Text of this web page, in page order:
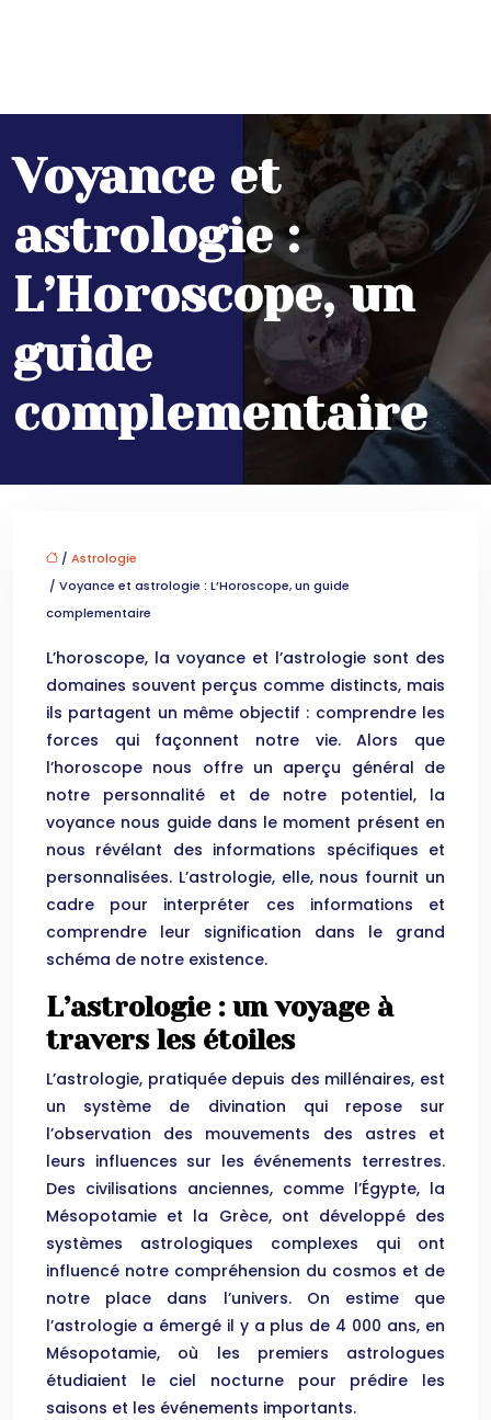
Voyance et
astrologie :
L’Horoscope, un
guide
complementaire
/ Astrologie
/ Voyance et astrologie : L’Horoscope, un guide
complementaire
L’horoscope, la voyance et l’astrologie sont des
domaines souvent perçus comme distincts, mais
ils partagent un même objectif : comprendre les
forces qui façonnent notre vie. Alors que
l’horoscope nous offre un aperçu général de
notre personnalité et de notre potentiel, la
voyance nous guide dans le moment présent en
nous révélant des informations spécifiques et
personnalisées. L’astrologie, elle, nous fournit un
cadre pour interpréter ces informations et
comprendre leur signification dans le grand
schéma de notre existence.
L’astrologie : un voyage à
travers les étoiles
L’astrologie, pratiquée depuis des millénaires, est
un système de divination qui repose sur
l’observation des mouvements des astres et
leurs influences sur les événements terrestres.
Des civilisations anciennes, comme l’Égypte, la
Mésopotamie et la Grèce, ont développé des
systèmes astrologiques complexes qui ont
influencé notre compréhension du cosmos et de
notre place dans l’univers. On estime que
l’astrologie a émergé il y a plus de 4 000 ans, en
Mésopotamie, où les premiers astrologues
étudiaient le ciel nocturne pour prédire les
saisons et les événements importants.